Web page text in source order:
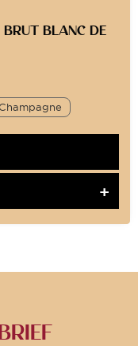
BRUT BLANC DE
Champagne